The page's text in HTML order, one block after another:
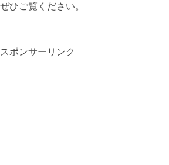
ひご覧ください。
スポンサーリンク